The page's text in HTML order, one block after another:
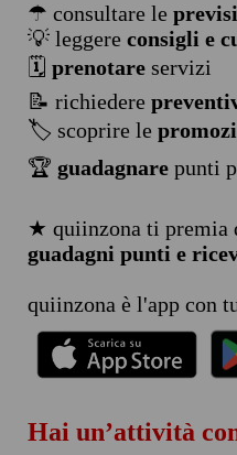
☂ consultare le
💡 leggere consigli e
🗓️ prenotareservizi
📝 richiedere
🏷️ scoprire le
🏆 guadagnarepunti
★ quiinzona ti premia
guadagni punti e
quiinzona è l'app con
Hai un’attività